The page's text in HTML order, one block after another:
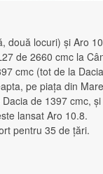
două locuri) şi Aro
de 2660 cmc la
cmc (tot de la
pe piaţa din
de 1397 cmc,
lansat Aro 10.8.
pentru 35 de ţări.